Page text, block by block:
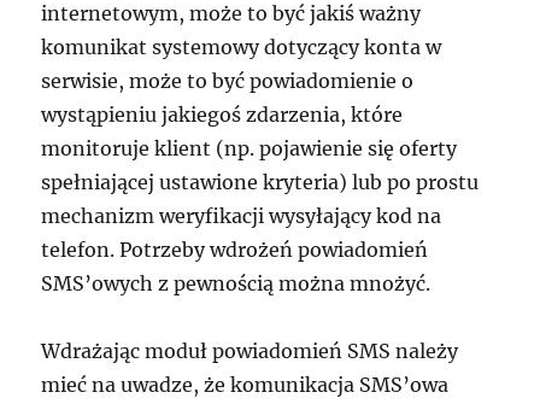
internetowym, może to być jakiś ważny
komunikat systemowy dotyczący konta w
serwisie, może to być powiadomienie o
wystąpieniu jakiegoś zdarzenia, które
monitoruje klient (np. pojawienie się oferty
spełniającej ustawione kryteria) lub po prostu
mechanizm weryfikacji wysyłający kod na
telefon. Potrzeby wdrożeń powiadomień
SMS’owych z pewnością można mnożyć.
Wdrażając moduł powiadomień SMS należy
mieć na uwadze, że komunikacja SMS’owa